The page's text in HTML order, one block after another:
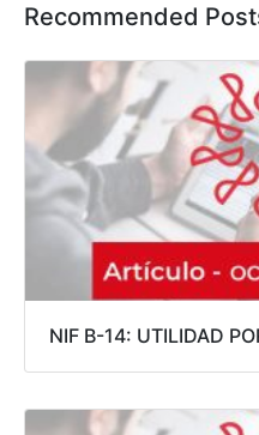
Recommended
NIF B-14: UTILIDAD